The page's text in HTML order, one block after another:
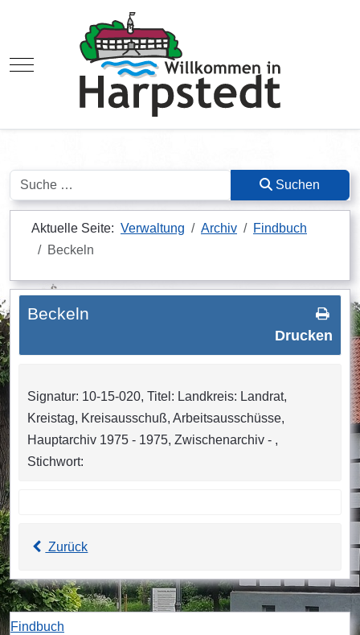
Mobile Menu Toggle
Suchen Suchen
Aktuelle Seite: Verwaltung Archiv
Findbuch
Beckeln
Drucken
Beckeln
Signatur: 10-15-020, Titel: Landkreis: Landrat,
Kreistag, Kreisausschuß, Arbeitsausschüsse,
Hauptarchiv 1975 - 1975, Zwischenarchiv - ,
Stichwort:
Zurück
Findbuch